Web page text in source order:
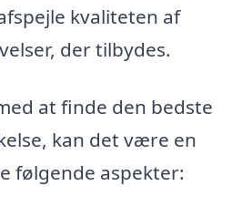
kvaliteten af
der tilbydes.
at finde den bedste
kan det være en
følgende aspekter: